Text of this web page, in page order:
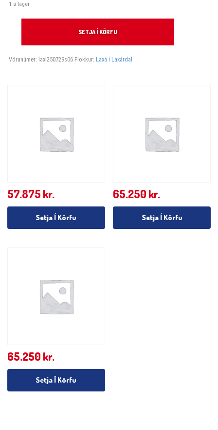
1 á lager
SETJA Í KÖRFU
Vörunúmer: laxl250729s06 Flokkur: Laxá í Laxárdal
57.875 kr.
Setja Í Körfu
65.250 kr.
Setja Í Körfu
65.250 kr.
Setja Í Körfu